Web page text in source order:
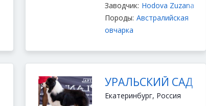
Заводчик: Hodova Zuzana
Породы: Австралийская
овчарка
УРАЛЬСКИЙ САД
Екатеринбург, Россия